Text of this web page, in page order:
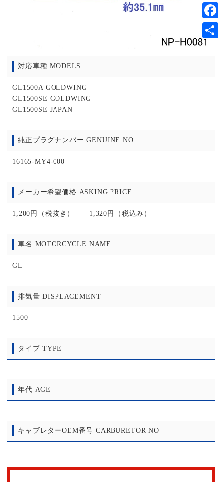
対応車種 MODELS
GL1500A GOLDWING
GL1500SE GOLDWING
GL1500SE JAPAN
純正プラグナンバー GENUINE NO
16165-MY4-000
メーカー希望価格 ASKING PRICE
1,200円（税抜き） 1,320円（税込み）
車名 MOTORCYCLE NAME
GL
排気量 DISPLACEMENT
1500
タイプ TYPE
年代 AGE
キャブレターOEM番号 CARBURETOR NO
共